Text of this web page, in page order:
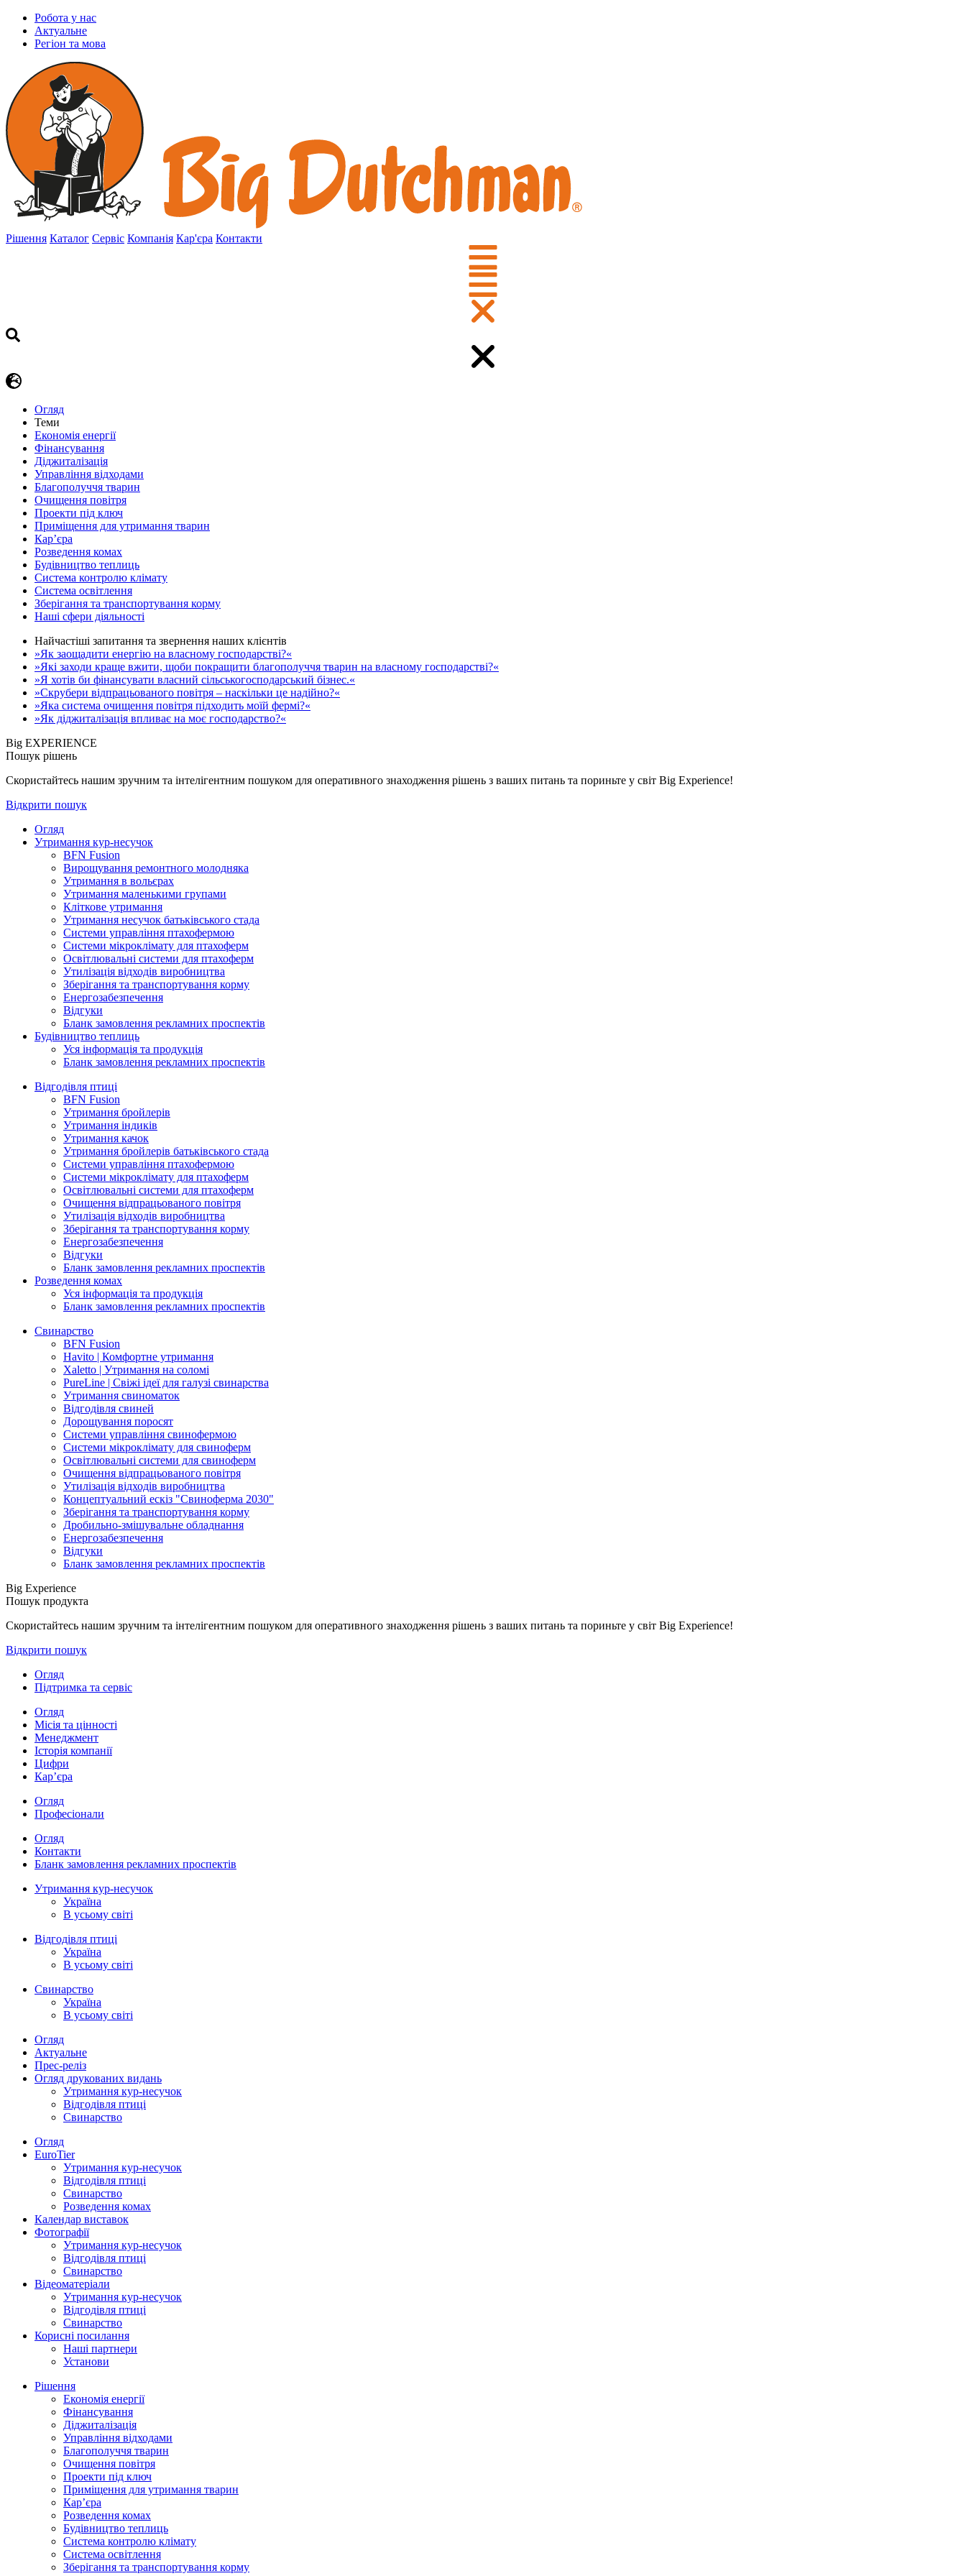
Робота у нас
Актуальне
Регіон та мова
Рішення Каталог Сервіс Компанія Кар'єра Контакти
Огляд
Теми
Економія енергії
Фінансування
Діджиталізація
Управління відходами
Благополуччя тварин
Очищення повітря
Проекти під ключ
Приміщення для утримання тварин
Кар’єра
Розведення комах
Будівництво теплиць
Система контролю клімату
Система освітлення
Зберігання та транспортування корму
Наші сфери діяльності
Найчастіші запитання та звернення наших клієнтів
»Як заощадити енергію на власному господарстві?«
»Які заходи краще вжити, щоби покращити благополуччя тварин на власному господарстві?«
»Я хотів би фінансувати власний сільськогосподарський бізнес.«
»Скрубери відпрацьованого повітря – наскільки це надійно?«
»Яка система очищення повітря підходить моїй фермі?«
»Як діджиталізація впливає на моє господарство?«
Big EXPERIENCE
Пошук рішень
Скористайтесь нашим зручним та інтелігентним пошуком для оперативного знаходження рішень з ваших питань та пориньте у світ Big Experience!
Відкрити пошук
Огляд
Утримання кур-несучок
BFN Fusion
Вирощування ремонтного молодняка
Утримання в вольєрах
Утримання маленькими групами
Кліткове утримання
Утримання несучок батьківського стада
Системи управління птахофермою
Системи мікроклімату для птахоферм
Освітлювальні системи для птахоферм
Утилізація відходів виробництва
Зберігання та транспортування корму
Енергозабезпечення
Відгуки
Бланк замовлення рекламних проспектів
Будівництво теплиць
Уся інформація та продукція
Бланк замовлення рекламних проспектів
Відгодівля птиці
BFN Fusion
Утримання бройлерів
Утримання індиків
Утримання качок
Утримання бройлерів батьківського стада
Системи управління птахофермою
Системи мікроклімату для птахоферм
Освітлювальні системи для птахоферм
Очищення відпрацьованого повітря
Утилізація відходів виробництва
Зберігання та транспортування корму
Енергозабезпечення
Відгуки
Бланк замовлення рекламних проспектів
Розведення комах
Уся інформація та продукція
Бланк замовлення рекламних проспектів
Свинарство
BFN Fusion
Havito | Комфортне утримання
Xaletto | Утримання на соломі
PureLine | Свіжі ідеї для галузі свинарства
Утримання свиноматок
Відгодівля свиней
Дорощування поросят
Системи управління свинофермою
Системи мікроклімату для свиноферм
Освітлювальні системи для свиноферм
Очищення відпрацьованого повітря
Утилізація відходів виробництва
Концептуальний ескіз "Свиноферма 2030"
Зберігання та транспортування корму
Дробильно-змішувальне обладнання
Енергозабезпечення
Відгуки
Бланк замовлення рекламних проспектів
Big Experience
Пошук продукта
Скористайтесь нашим зручним та інтелігентним пошуком для оперативного знаходження рішень з ваших питань та пориньте у світ Big Experience!
Відкрити пошук
Огляд
Підтримка та сервіс
Огляд
Місія та цінності
Менеджмент
Історія компанії
Цифри
Кар’єра
Огляд
Професіонали
Огляд
Контакти
Бланк замовлення рекламних проспектів
Утримання кур-несучок
Україна
В усьому світі
Відгодівля птиці
Україна
В усьому світі
Свинарство
Україна
В усьому світі
Огляд
Актуальне
Прес-реліз
Огляд друкованих видань
Утримання кур-несучок
Відгодівля птиці
Свинарство
Огляд
EuroTier
Утримання кур-несучок
Відгодівля птиці
Свинарство
Розведення комах
Календар виставок
Фотографії
Утримання кур-несучок
Відгодівля птиці
Свинарство
Відеоматеріали
Утримання кур-несучок
Відгодівля птиці
Свинарство
Корисні посилання
Наші партнери
Установи
Рішення
Економія енергії
Фінансування
Діджиталізація
Управління відходами
Благополуччя тварин
Очищення повітря
Проекти під ключ
Приміщення для утримання тварин
Кар’єра
Розведення комах
Будівництво теплиць
Система контролю клімату
Система освітлення
Зберігання та транспортування корму